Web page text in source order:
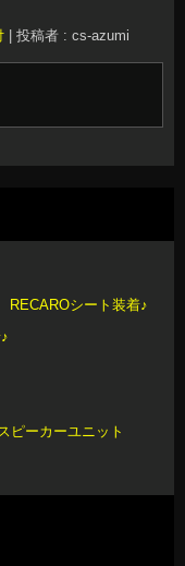
投稿者 : cs-azumi
シート装着♪
ーカーユニット